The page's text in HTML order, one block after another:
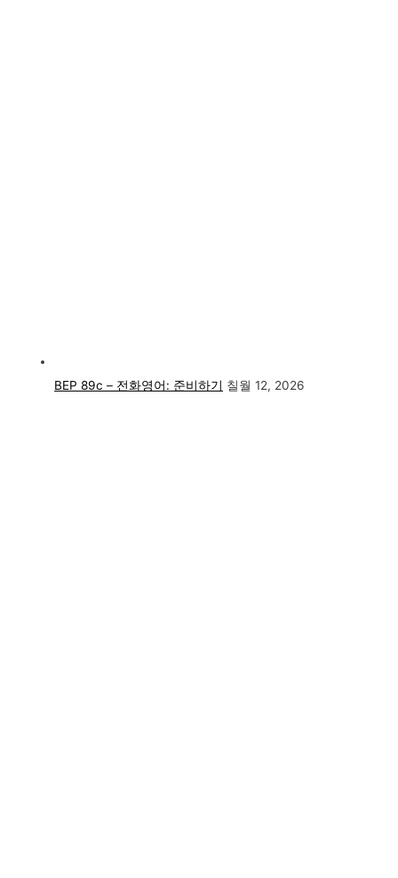
BEP 89c – 전화영어: 준비하기 칠월 12, 2026